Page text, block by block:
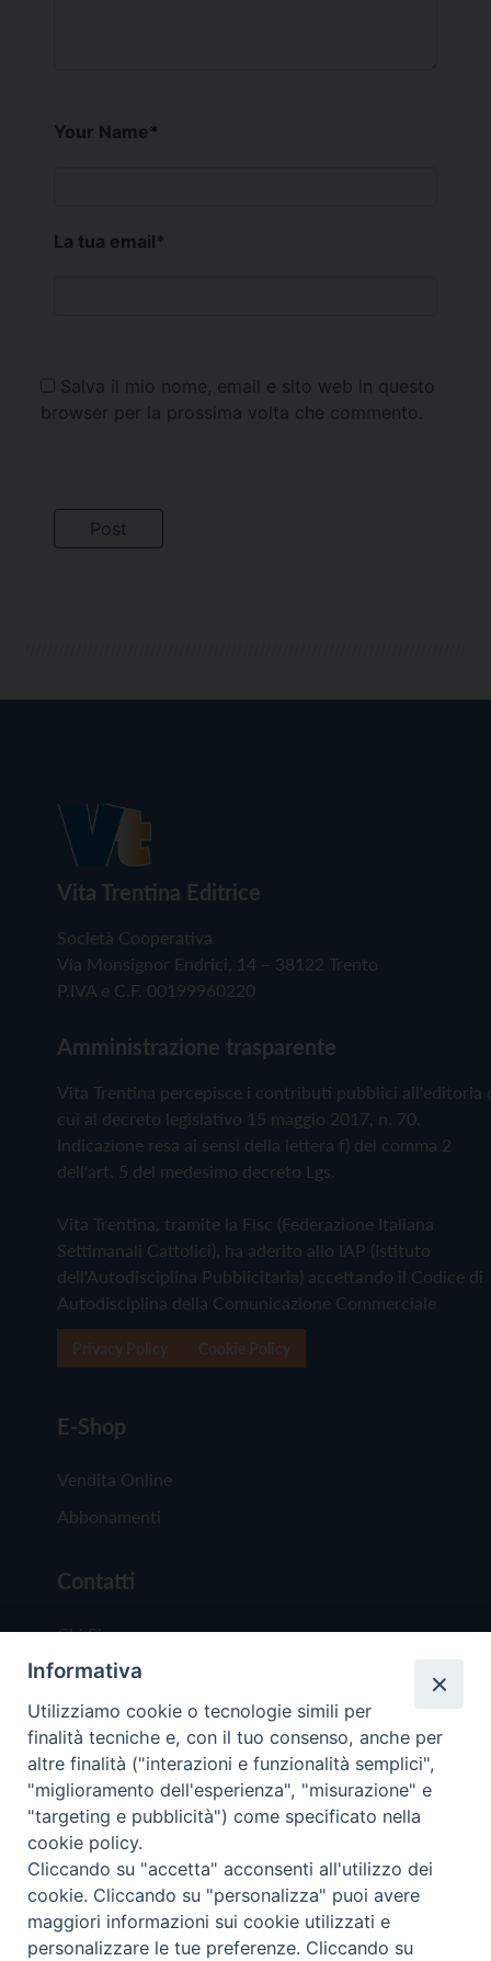
Your Name*
La tua email*
Salva il mio nome, email e sito web in questo
browser per la prossima volta che commento.
Vita Trentina Editrice
Società Cooperativa
Via Monsignor Endrici, 14 – 38122 Trento
P.IVA e C.F. 00199960220
Amministrazione trasparente
Vita Trentina percepisce i contributi pubblici all'editoria
cui al decreto legislativo 15 maggio 2017, n. 70.
Indicazione resa ai sensi della lettera f) del comma 2
dell'art. 5 del medesimo decreto Lgs.
Vita Trentina, tramite la Fisc (Federazione Italiana
Settimanali Cattolici), ha aderito allo IAP (Istituto
dell'Autodisciplina Pubblicitaria) accettando il Codice di
Autodisciplina della Comunicazione Commerciale
E-Shop
Vendita Online
Abbonamenti
Contatti
Chi Siamo
Redazione
Scrivici
Copyright © 2019 - Tutti i diritti riservati - Vita
Trentina Editrice
Privacy Policy
Informativa
Utilizziamo cookie o tecnologie simili per
finalità tecniche e, con il tuo consenso, anche per
altre finalità ("interazioni e funzionalità semplici",
"miglioramento dell'esperienza", "misurazione" e
"targeting e pubblicità") come specificato nella
cookie policy.
Cliccando su "accetta" acconsenti all'utilizzo dei
cookie. Cliccando su "personalizza" puoi avere
maggiori informazioni sui cookie utilizzati e
personalizzare le tue preferenze. Cliccando su